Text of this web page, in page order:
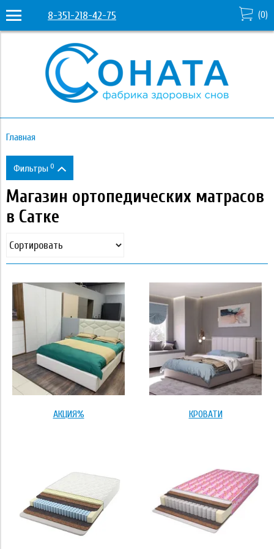
8-351-218-42-75 (0)
Главная
Фильтры 0
Цена
Применить
Тип основания
стандартное
усиленное
с ортопедическим основанием
Применить
Высота борта
Магазин ортопедических матрасов
в Сатке
АКЦИЯ% КРОВАТИ